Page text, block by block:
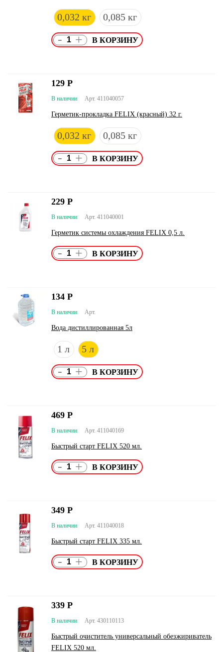
0,032 кг 0,085 кг
- +
Арт. 411040057
В наличии
Герметик-прокладка FELIX (красный) 32 г.
0,032 кг 0,085 кг
129 Р
- +
Арт. 411040001
В наличии
Герметик системы охлаждения FELIX 0,5 л.
229 Р
- +
Арт.
В наличии
Вода дистиллированная 5л
1 л 5 л
134 Р
- +
Арт. 411040169
В наличии
Быстрый старт FELIX 520 мл.
469 Р
- +
Арт. 411040018
В наличии
Быстрый старт FELIX 335 мл.
349 Р
- +
Арт. 430110113
В наличии
Быстрый очиститель универсальный обезжириватель
FELIX 520 мл.
339 Р